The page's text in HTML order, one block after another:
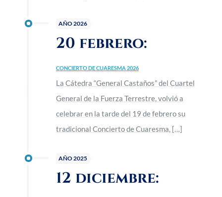
AÑO 2026
20 febrero:
CONCIERTO DE CUARESMA 2026
La Cátedra “General Castaños” del Cuartel
General de la Fuerza Terrestre, volvió a
celebrar en la tarde del 19 de febrero su
tradicional Concierto de Cuaresma, […]
AÑO 2025
12 diciembre: